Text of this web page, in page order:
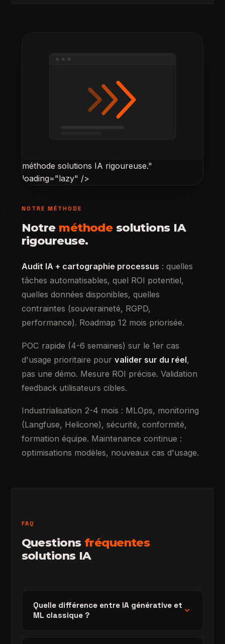
méthode solutions IA rigoureuse."
loading="lazy" />
NOTRE MÉTHODE
Notre méthodesolutions IA
rigoureuse.
Audit IA + cartographie processus : quelles
tâches automatisables, quel ROI potentiel,
quelles données disponibles, quelles
contraintes (souveraineté, RGPD,
performance). Roadmap 12 mois priorisée.
POC rapide (4-6 semaines) sur le 1er cas
d'usage prioritaire pour valider sur du réel,
pas une démo. Mesure ROI précise. Validation
feedback utilisateurs cibles.
Industrialisation 2-4 mois : MLOps, monitoring
(Langfuse, Helicone), sécurité, conformité,
formation équipe. Maintenance continue :
optimisations modèles, nouveaux cas d'usage.
FAQ
Questions fréquentes
solutions IA
Quelle différence entre IA générative et
ML classique ?
expand_more